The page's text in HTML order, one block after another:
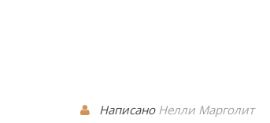
Написано Нелли Марголит